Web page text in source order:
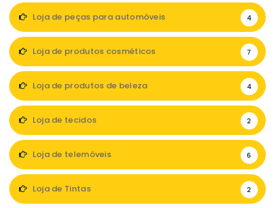
Loja de peças para automóveis 4
Loja de produtos cosméticos 7
Loja de produtos de beleza 4
Loja de tecidos 2
Loja de telemóveis 6
Loja de Tintas 2